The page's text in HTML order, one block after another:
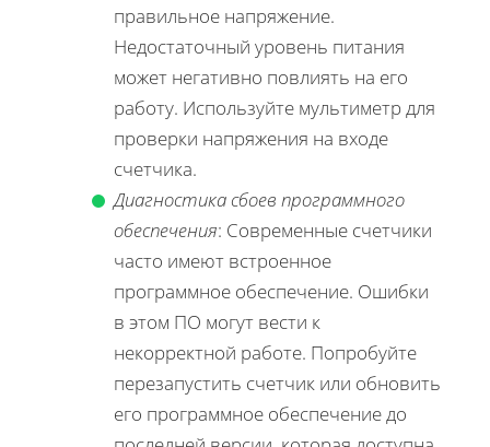
правильное напряжение.
Недостаточный уровень питания
может негативно повлиять на его
работу. Используйте мультиметр для
проверки напряжения на входе
счетчика.
Диагностика сбоев программного
обеспечения: Современные счетчики
часто имеют встроенное
программное обеспечение. Ошибки
в этом ПО могут вести к
некорректной работе. Попробуйте
перезапустить счетчик или обновить
его программное обеспечение до